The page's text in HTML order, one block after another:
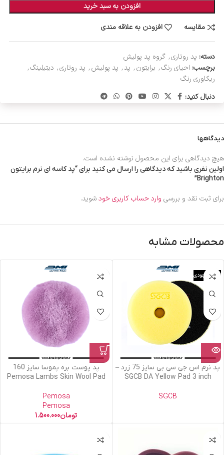
افزودن به سبد خرید
مقایسه
افزودن به علاقه مندی
دسته: پد روتاری, گروه پد پولیش
برچسب: احیای رنگ, برایتون, پد, پد پولیش, پد روتاری, دیتیلینگ,
ریکاوری رنگ
دنبال کنید:
دیدگاهها
هیچ دیدگاهی برای این محصول نوشته نشده است.
اولین نفری باشید که دیدگاهی را ارسال می کنید برای “پد کاسه ای نرم برایتون
Brighton”
برای ثبت نقد و بررسی وارد حساب کاربری خودشوید.
محصولات مشابه
اتمام موجودی
پد نرم اس جی سی بی سایز 75 زرد –
SGCB DA Yellow Pad 3 inch
SGCB
پد پوست بره پموسا سایز 160
Pemosa Lambs Skin Wool Pad
Pemosa
Pemosa
تومان1.500.000